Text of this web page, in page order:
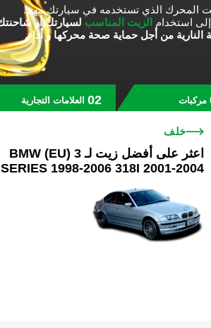
المحرك الذي تستخدمه في سيارتك مهم.
استخدام الزيت المناسب
النارية من أجل حماية صحة محركها و أداء.
مركبات العلامات التجارية
خلف
اعثر على أفضل زيت لـ BMW (EU) 3
SERIES 1998-2006 318I 2001-2004